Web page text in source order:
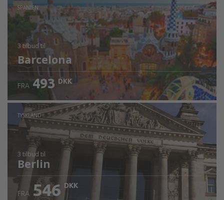
SPANIEN
3 tilbudtil
Barcelona
FRA 493 DKK
TYSKLAND
3 tilbud til
Berlin
FRA 546 DKK